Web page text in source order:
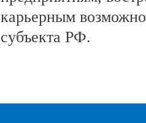
карьерным
субъекта РФ.